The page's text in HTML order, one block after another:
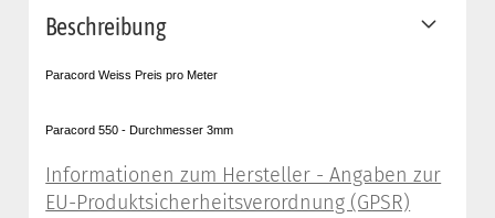
Beschreibung
Paracord Weiss Preis pro Meter
Paracord 550 - Durchmesser 3mm